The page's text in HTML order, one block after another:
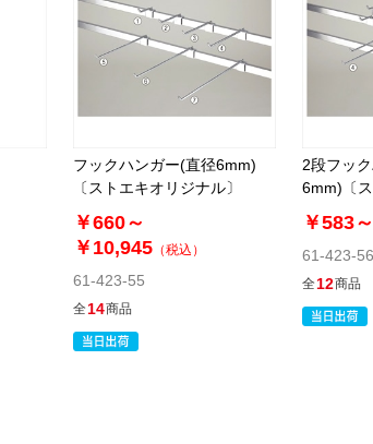
フックハンガー(直径6mm)
〔ストエキオリジナル〕
￥660～
￥10,945 （税込）
61-423-55
全14商品
2段フッ
6mm)〔
ル〕
￥583～
61-423-56
全12商品